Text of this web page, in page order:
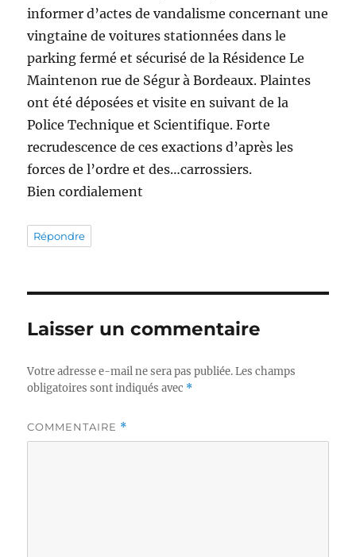
informer d’actes de vandalisme concernant une
vingtaine de voitures stationnées dans le
parking fermé et sécurisé de la Résidence Le
Maintenon rue de Ségur à Bordeaux. Plaintes
ont été déposées et visite en suivant de la
Police Technique et Scientifique. Forte
recrudescence de ces exactions d’après les
forces de l’ordre et des…carrossiers.
Bien cordialement
Répondre
Laisser un commentaire
Votre adresse e-mail ne sera pas publiée. Les champs
obligatoires sont indiqués avec *
COMMENTAIRE *